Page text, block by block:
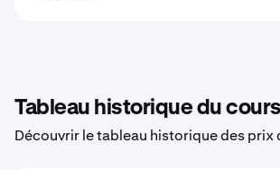
Tableau historique du
Découvrir le tableau historique des prix